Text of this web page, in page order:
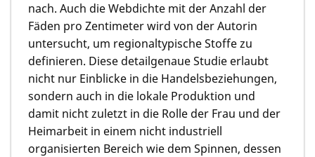
nach. Auch die Webdichte mit der Anzahl der
Fäden pro Zentimeter wird von der Autorin
untersucht, um regionaltypische Stoffe zu
definieren. Diese detailgenaue Studie erlaubt
nicht nur Einblicke in die Handelsbeziehungen,
sondern auch in die lokale Produktion und
damit nicht zuletzt in die Rolle der Frau und der
Heimarbeit in einem nicht industriell
organisierten Bereich wie dem Spinnen, dessen